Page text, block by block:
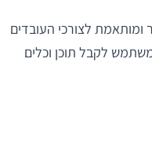
לצורכי העובדים
לקבל תוכן וכלים